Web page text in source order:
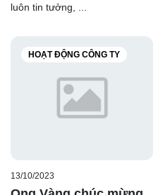
luôn tin tưởng, ...
HOẠT ĐỘNG CÔNG TY
13/10/2023